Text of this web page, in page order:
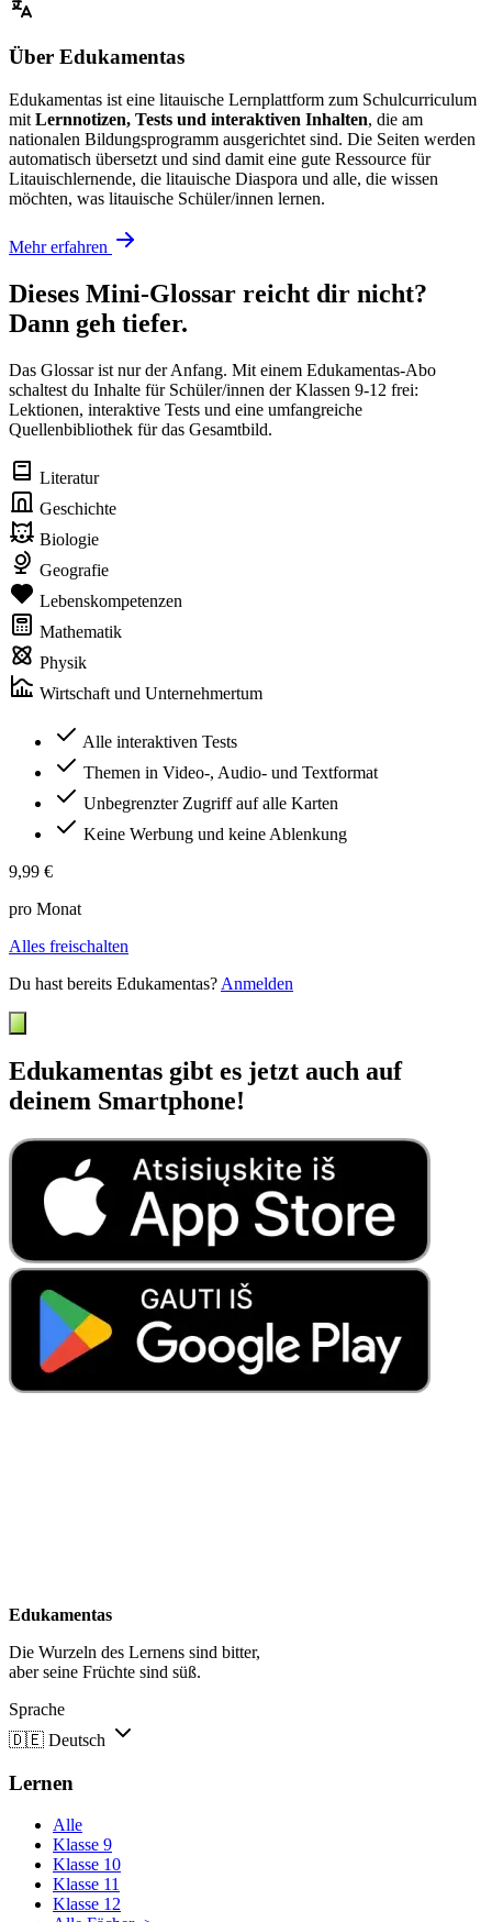
Über Edukamentas
Edukamentas ist eine litauische Lernplattform zum Schulcurriculum
mit Lernnotizen, Tests und interaktiven Inhalten, die am
nationalen Bildungsprogramm ausgerichtet sind. Die Seiten werden
automatisch übersetzt und sind damit eine gute Ressource für
Litauischlernende, die litauische Diaspora und alle, die wissen
möchten, was litauische Schüler/innen lernen.
Mehr erfahren
Dieses Mini-Glossar reicht dir nicht?
Dann geh tiefer.
Das Glossar ist nur der Anfang. Mit einem Edukamentas-Abo
schaltest du Inhalte für Schüler/innen der Klassen 9-12 frei:
Lektionen, interaktive Tests und eine umfangreiche
Quellenbibliothek für das Gesamtbild.
Literatur
Geschichte
Biologie
Geografie
Lebenskompetenzen
Mathematik
Physik
Wirtschaft und Unternehmertum
Alle interaktiven Tests
Themen in Video-, Audio- und Textformat
Unbegrenzter Zugriff auf alle Karten
Keine Werbung und keine Ablenkung
9,99 €
pro Monat
Alles freischalten
Du hast bereits Edukamentas? Anmelden
Edukamentas gibt es jetzt auch auf
deinem Smartphone!
Edukamentas
Die Wurzeln des Lernens sind bitter,
aber seine Früchte sind süß.
Sprache
🇩🇪 Deutsch
Lernen
Alle
Klasse 9
Klasse 10
Klasse 11
Klasse 12